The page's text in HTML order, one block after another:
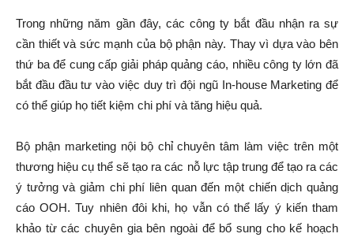
Trong những năm gần đây, các công ty bắt đầu nhận ra sự
cần thiết và sức mạnh của bộ phận này. Thay vì dựa vào bên
thứ ba để cung cấp giải pháp quảng cáo, nhiều công ty lớn đã
bắt đầu đầu tư vào việc duy trì đội ngũ In-house Marketing để
có thể giúp họ tiết kiệm chi phí và tăng hiệu quả.
Bộ phận marketing nội bộ chỉ chuyên tâm làm việc trên một
thương hiệu cụ thể sẽ tạo ra các nỗ lực tập trung để tạo ra các
ý tưởng và giảm chi phí liên quan đến một chiến dịch quảng
cáo OOH. Tuy nhiên đôi khi, họ vẫn có thể lấy ý kiến tham
khảo từ các chuyên gia bên ngoài để bổ sung cho kế hoạch